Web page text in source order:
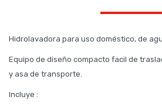
Hidrolavadora para uso doméstico, de
Equipo de diseño compacto facil de
y asa de transporte.
Incluye :